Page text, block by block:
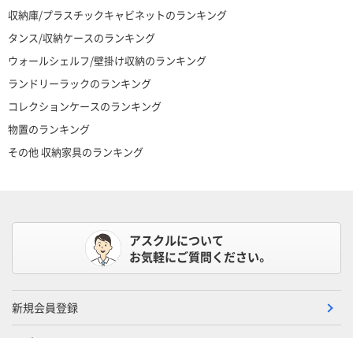
収納庫/プラスチックキャビネットのランキング
タンス/収納ケースのランキング
ウォールシェルフ/壁掛け収納のランキング
ランドリーラックのランキング
コレクションケースのランキング
物置のランキング
その他 収納家具のランキング
アスクルについて
お気軽にご質問ください。
新規会員登録